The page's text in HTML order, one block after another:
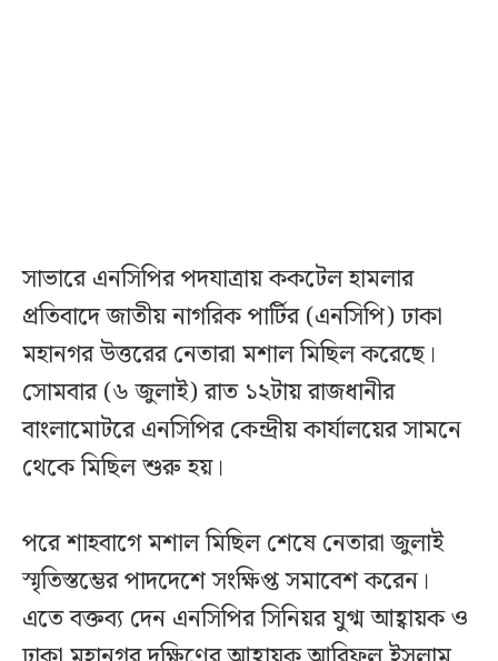
সাভারে এনসিপির পদযাত্রায় ককটেল হামলার
প্রতিবাদে জাতীয় নাগরিক পার্টির (এনসিপি) ঢাকা
মহানগর উত্তরের নেতারা মশাল মিছিল করেছে।
সোমবার (৬ জুলাই) রাত ১২টায় রাজধানীর
বাংলামোটরে এনসিপির কেন্দ্রীয় কার্যালয়ের সামনে
থেকে মিছিল শুরু হয়।
পরে শাহবাগে মশাল মিছিল শেষে নেতারা জুলাই
স্মৃতিস্তম্ভের পাদদেশে সংক্ষিপ্ত সমাবেশ করেন।
এতে বক্তব্য দেন এনসিপির সিনিয়র যুগ্ম আহ্বায়ক ও